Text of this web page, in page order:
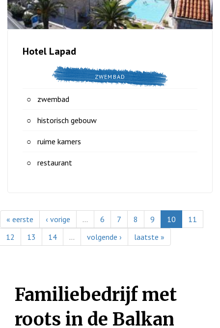
Hotel Lapad
ZWEMBAD
zwembad
historisch gebouw
ruime kamers
restaurant
« eerste ‹ vorige … 6 7 8 9 10
11
12
13 14 … volgende › laatste »
Familiebedrijf met
roots in de Balkan